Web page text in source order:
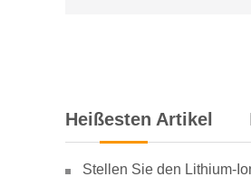
Heißesten Artikel
Stellen Sie den Lithium-